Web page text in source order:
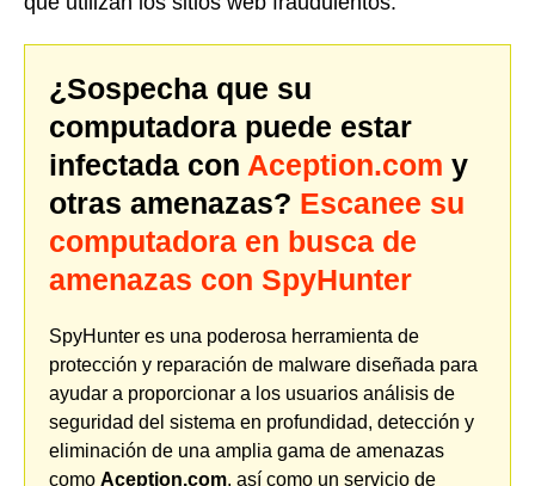
¿Sospecha que su
computadora puede estar
infectada con Aception.com y
otras amenazas? Escanee su
computadora en busca de
amenazas con SpyHunter
SpyHunter es una poderosa herramienta de
protección y reparación de malware diseñada para
ayudar a proporcionar a los usuarios análisis de
seguridad del sistema en profundidad, detección y
eliminación de una amplia gama de amenazas
como Aception.com, así como un servicio de